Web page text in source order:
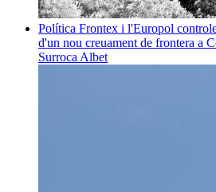
Política Frontex i l'Europol
d'un nou creuament de frontera a
Surroca Albet